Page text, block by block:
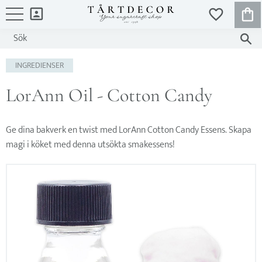
FAVORITER
INGREDIENSER
LorAnn Oil - Cotton Candy
Ge dina bakverk en twist med LorAnn Cotton Candy Essens. Skapa
magi i köket med denna utsökta smakessens!